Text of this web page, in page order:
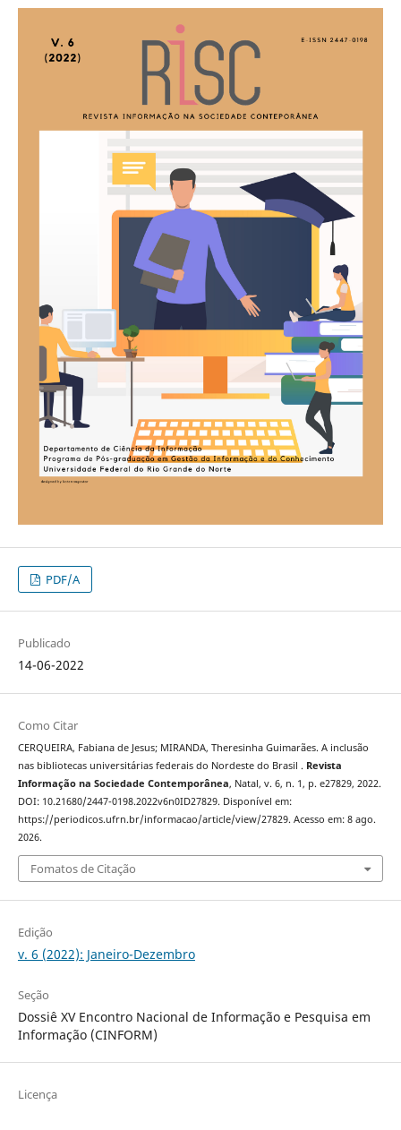
PDF/A
Publicado
14-06-2022
Como Citar
CERQUEIRA, Fabiana de Jesus; MIRANDA, Theresinha Guimarães. A inclusão
nas bibliotecas universitárias federais do Nordeste do Brasil . Revista
Informação na Sociedade Contemporânea, Natal, v. 6, n. 1, p. e27829, 2022.
DOI: 10.21680/2447-0198.2022v6n0ID27829. Disponível em:
https://periodicos.ufrn.br/informacao/article/view/27829. Acesso em: 8 ago.
2026.
Fomatos de Citação
Edição
v. 6 (2022): Janeiro-Dezembro
Seção
Dossiê XV Encontro Nacional de Informação e Pesquisa em
Informação (CINFORM)
Licença